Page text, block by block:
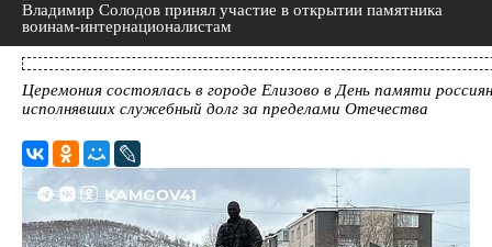
Владимир Солодов принял участие в открытии памятника
воинам-интернационалистам
Церемония состоялась в городе Елизово в День памяти
исполнявших служебный долг за пределами Отечества